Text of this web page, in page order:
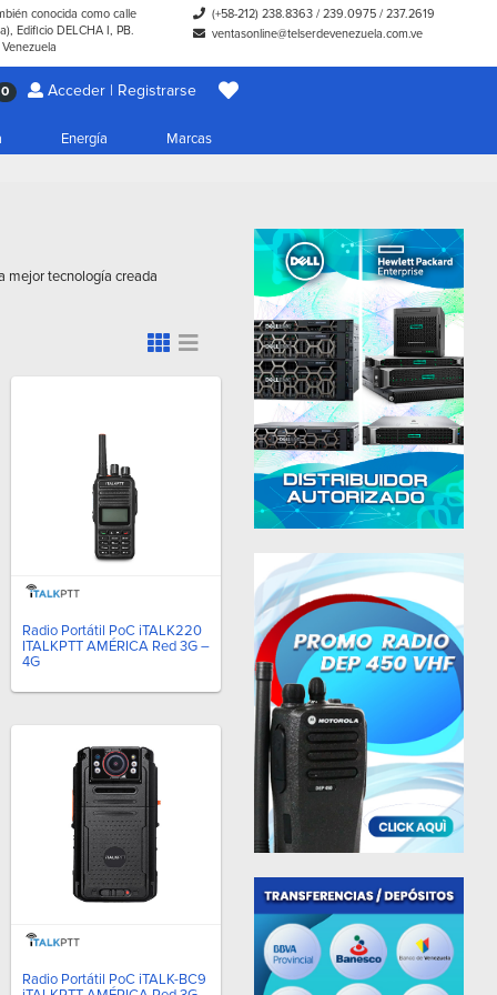
conocida como calle
Edificio DELCHA I, PB.
(+58-212) 238.8363 /239.0975 /237.2619
ventasonline@telserdevenezuela.com.ve
0 Acceder | Registrarse
Energía Marcas
mejor tecnología creada
Radio Portátil PoC iTALK220
ITALKPTT AMÉRICA Red 3G –
4G
Radio Portátil PoC iTALK-BC9